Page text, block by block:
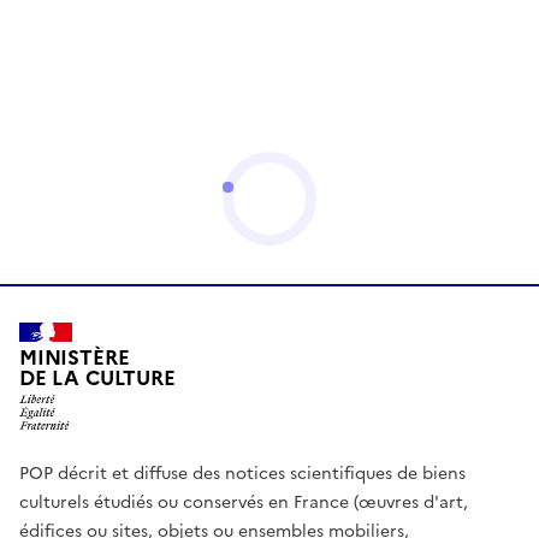
MINISTÈRE
DE LA CULTURE
POP décrit et diffuse des notices scientifiques de biens
culturels étudiés ou conservés en France (œuvres d'art,
édifices ou sites, objets ou ensembles mobiliers,